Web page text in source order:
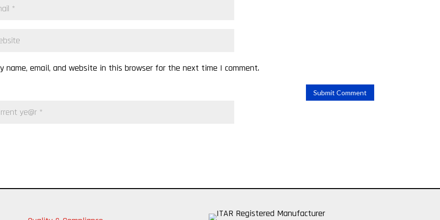
name, email, and website in this browser for the next time I comment.
Submit Comment